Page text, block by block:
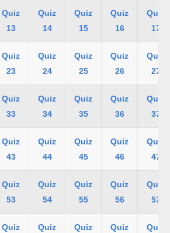
Quiz
13
Quiz
14
Quiz
15
Quiz
16
Quiz
17
Quiz
23
Quiz
24
Quiz
25
Quiz
26
Quiz
27
Quiz
33
Quiz
34
Quiz
35
Quiz
36
Quiz
37
Quiz
43
Quiz
44
Quiz
45
Quiz
46
Quiz
47
Quiz
53
Quiz
54
Quiz
55
Quiz
56
Quiz
57
Quiz
Quiz
Quiz
Quiz
Quiz